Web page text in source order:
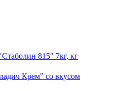
815" 7кг, кг
Крем" со вкусом